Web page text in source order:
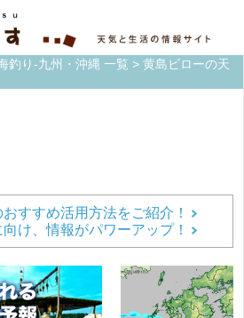
釣り-九州・沖縄 一覧 > 黄島ビローの天
すすめ活用方法をご紹介！
け、情報がパワーアップ！